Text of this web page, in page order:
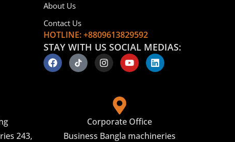
About Us
Contact Us
HOTLINE: +8809613829592
STAY WITH US SOCIAL MEDIAS:
243,
Corporate Office
Business Bangla machineries